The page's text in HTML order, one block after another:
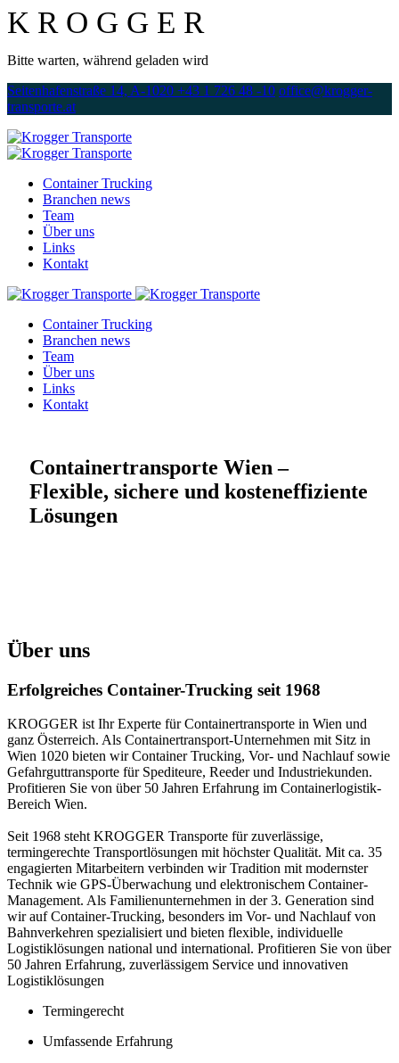
K R O G G E R
Bitte warten, während geladen wird
Seitenhafenstraße 14, A-1020 +43 1 726 48 -10 office@krogger-
transporte.at
Container Trucking
Branchen news
Team
Über uns
Links
Kontakt
Container Trucking
Branchen news
Team
Über uns
Links
Kontakt
Containertransporte Wien –
Flexible, sichere und kosteneffiziente
Lösungen
Über uns
Erfolgreiches Container-Trucking seit 1968
KROGGER ist Ihr Experte für Containertransporte in Wien und
ganz Österreich. Als Containertransport-Unternehmen mit Sitz in
Wien 1020 bieten wir Container Trucking, Vor- und Nachlauf sowie
Gefahrguttransporte für Spediteure, Reeder und Industriekunden.
Profitieren Sie von über 50 Jahren Erfahrung im Containerlogistik-
Bereich Wien.
Seit 1968 steht KROGGER Transporte für zuverlässige,
termingerechte Transportlösungen mit höchster Qualität. Mit ca. 35
engagierten Mitarbeitern verbinden wir Tradition mit modernster
Technik wie GPS-Überwachung und elektronischem Container-
Management. Als Familienunternehmen in der 3. Generation sind
wir auf Container-Trucking, besonders im Vor- und Nachlauf von
Bahnverkehren spezialisiert und bieten flexible, individuelle
Logistiklösungen national und international. Profitieren Sie von über
50 Jahren Erfahrung, zuverlässigem Service und innovativen
Logistiklösungen
Termingerecht
Umfassende Erfahrung